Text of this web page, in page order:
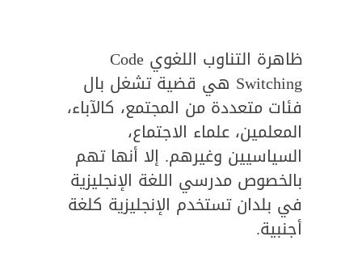
ظاهرة التناوب اللغوي Code
Switching هي قضية تشغل بال
فئات متعددة من المجتمع، كالآباء،
المعلمين، علماء الاجتماع،
السياسيين وغيرهم. إلا أنها تهم
بالخصوص مدرسي اللغة الإنجليزية
في بلدان تستخدم الإنجليزية كلغة
أجنبية.